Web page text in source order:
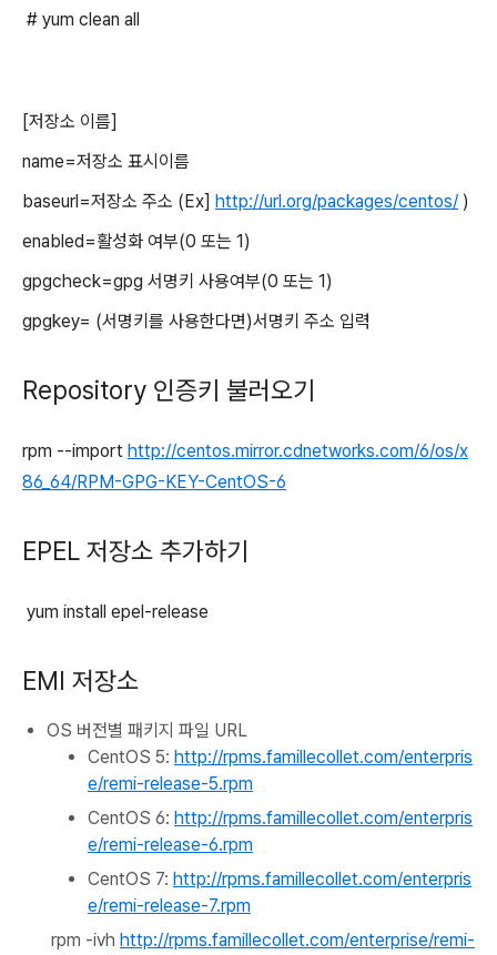
# yum clean all
[저장소 이름]
name=저장소 표시이름
baseurl=저장소 주소 (Ex] http://url.org/packages/centos/ )
enabled=활성화 여부(0 또는 1)
gpgcheck=gpg 서명키 사용여부(0 또는 1)
gpgkey= (서명키를 사용한다면)서명키 주소 입력
Repository 인증키 불러오기
rpm --import http://centos.mirror.cdnetworks.com/6/os/x
86_64/RPM-GPG-KEY-CentOS-6
EPEL 저장소 추가하기
yum install epel-release
EMI 저장소
OS 버전별 패키지 파일 URL
CentOS 5: http://rpms.famillecollet.com/enterpris
e/remi-release-5.rpm
CentOS 6: http://rpms.famillecollet.com/enterpris
e/remi-release-6.rpm
CentOS 7: http://rpms.famillecollet.com/enterpris
e/remi-release-7.rpm
rpm -ivh http://rpms.famillecollet.com/enterprise/remi-